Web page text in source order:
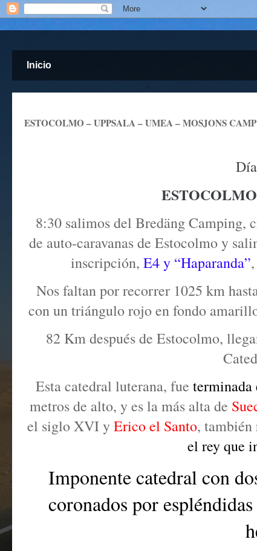
Inicio
ESTOCOLMO – UPPSALA – UMEA – MOSJONS
8:30 salimos del Bredäng Camping,
de auto-caravanas de Estocolmo y
inscripción, E4 y “Haparanda”
Nos faltan por recorrer 1025 km
con un triángulo rojo en fondo
82 Km después de Estocolmo,
Esta catedral luterana, fue terminada
metros de alto, y es la más alta de
el siglo XVI yErico el Santo, también
el rey que
Imponente catedral con
coronados por